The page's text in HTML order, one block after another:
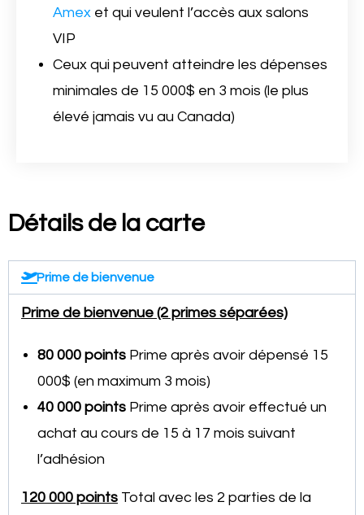
Amex et qui veulent l’accès aux salons
VIP
Ceux qui peuvent atteindre les dépenses
minimales de 15 000$ en 3 mois (le plus
élevé jamais vu au Canada)
Détails de la carte
Prime de bienvenue
Prime de bienvenue (2 primes séparées)
80 000 points Prime après avoir dépensé 15
000$ (en maximum 3 mois)
40 000 points Prime après avoir effectué un
achat au cours de 15 à 17 mois suivant
l’adhésion
120 000 points Total avec les 2 parties de la